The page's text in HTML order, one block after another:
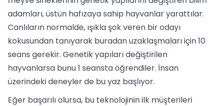
adamları, üstün hafızaya sahip hayvanlar yarattılar.
Canlıların normalde, ışıkla şok veren bir odayı
kokusundan tanıyarak buradan uzaklaşmaları için 10
seans gerekir. Genetik yapıları değiştirilen
hayvanlarsa bunu 1 seansta öğrendiler. İnsan
üzerindeki deneyler de bu yaz başlıyor.
Eğer başarılı olursa, bu teknolojinin ilk müşterileri